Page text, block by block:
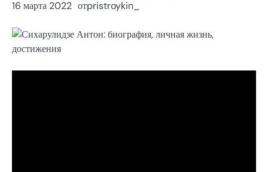
16 марта 2022 отpristroykin_